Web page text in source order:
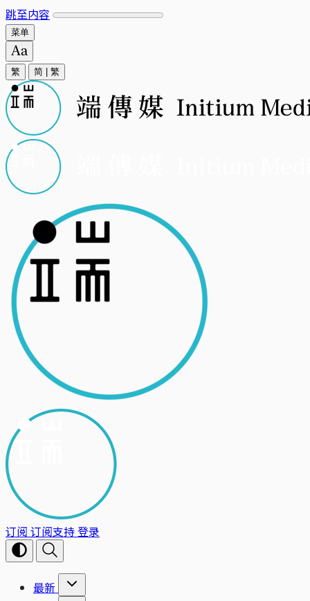
跳至内容
菜单
繁 简 繁
订阅 订阅支持登录
最新